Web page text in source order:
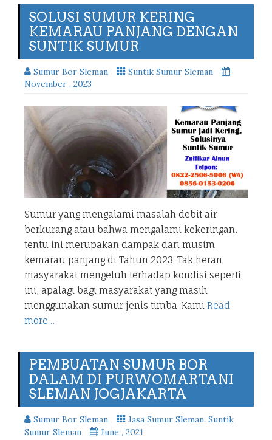
SOLUSI SUMUR KERING
KEMARAU PANJANG DENGAN
SUNTIK SUMUR
Sumur Bor Sleman
Suntik Sumur Sleman
November , 2023
Sumur yang mengalami masalah debit air
berkurang atau bahwa mengalami kekeringan,
tentu ini merupakan dampak dari musim
kemarau panjang di Tahun 2023. Tak heran
masyarakat mengeluh terhadap kondisi seperti
ini, apalagi bagi masyarakat yang masih
menggunakan sumur jenis timba. Kami Read
more…
PEMBUATAN SUMUR BOR
DALAM DI PURWOMARTANI
SLEMAN JOGJAKARTA
Sumur Bor Sleman Jasa Sumur Sleman, Suntik
Sumur Sleman
June , 2021